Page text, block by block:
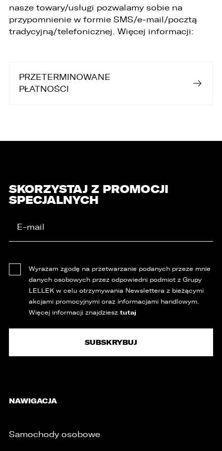
nasze towary/usługi pozwalamy sobie na
przypomnienie w formie SMS/e-mail/pocztą
tradycyjną/telefonicznej. Więcej informacji:
PRZETERMINOWANE
PŁATNOŚCI
SKORZYSTAJ Z PROMOCJI
SPECJALNYCH
Wyrażam zgodę na przetwarzanie podanych przeze mnie
danych osobowych przez odpowiedni podmiot z Grupy
LELLEK w celu otrzymywania Newslettera z bieżącymi
akcjami promocyjnymi oraz informacjami handlowym.
Więcej informacji znajdziesz tutaj
NAWIGACJA
Samochody osobowe
6. Administrator nie przekazuje danych
osobowych do państwa trzeciego lub
organizacji międzynarodowej.